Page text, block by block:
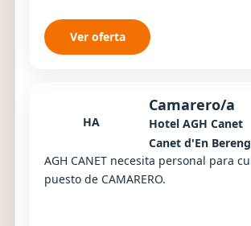
Ver oferta
HA
Camarero/a
Hotel AGH Canet
Canet d'En
AGH CANET necesita personal para
puesto de CAMARERO.